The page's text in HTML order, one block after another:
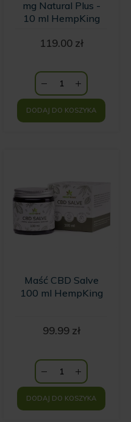
mg Natural Plus -
10 ml HempKing
119.00 zł
DODAJ DO KOSZYKA
Maść CBD Salve
100 ml HempKing
99.99 zł
DODAJ DO KOSZYKA